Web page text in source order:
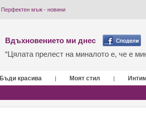
Перфектен мъж - новини
Вдъхновението ми днес
“Цялата прелест на миналото е, че е
Бъди красива | Моят стил |